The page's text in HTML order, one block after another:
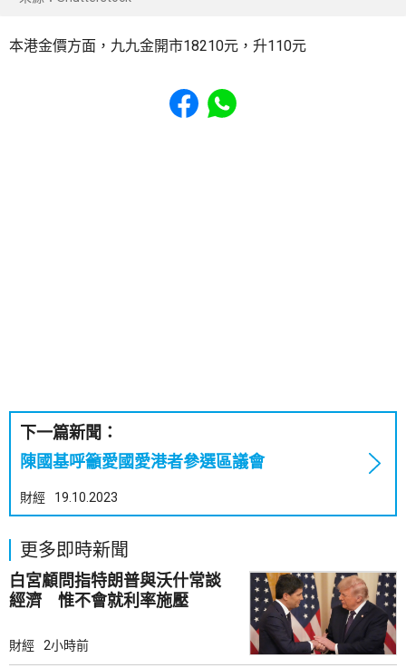
本港金價方面，九九金開市18210元，升110元
Share to Facebook
Share to WhatsApp
下一篇新聞：
陳國基呼籲愛國愛港者參選區議會
財經 19.10.2023
更多即時新聞
白宮顧問指特朗普與沃什常談
經濟 惟不會就利率施壓
財經 2小時前